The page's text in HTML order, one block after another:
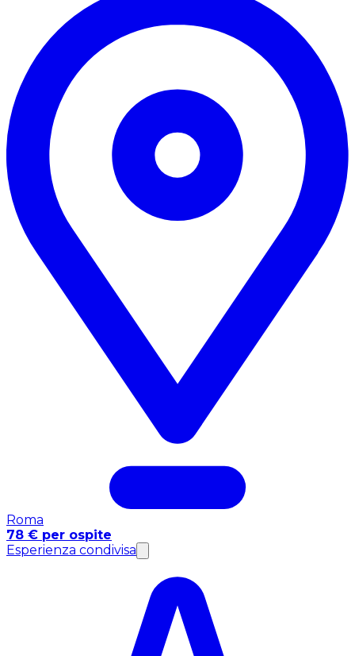
Roma
78 € per ospite
Esperienza condivisa